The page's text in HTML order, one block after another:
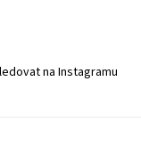
na Instagramu